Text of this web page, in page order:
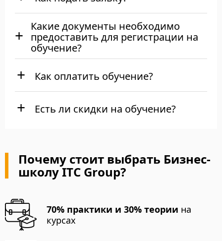
Какие документы необходимо
предоставить для регистрации на
обучение?
Как оплатить обучение?
Есть ли скидки на обучение?
Почему стоит выбрать Бизнес-
школу ITC Group?
70% практики и 30% теории на
курсах